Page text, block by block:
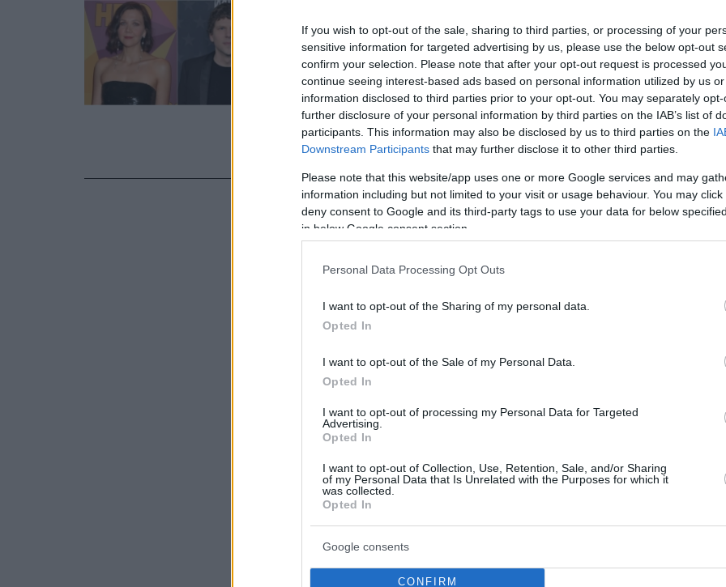
If you wish to opt-out of the sale, sharing to third parties, or processing of your
sensitive information for targeted advertising by us, please use the below opt-out
confirm your selection. Please note that after your opt-out request is processed
continue seeing interest-based ads based on personal information utilized by us
information disclosed to third parties prior to your opt-out. You may separately
further disclosure of your personal information by third parties on the IAB’s list of
participants. This information may also be disclosed by us to third parties on the
Downstream Participants that may further disclose it to other third parties.
Please note that this website/app uses one or more Google services and may
information including but not limited to your visit or usage behaviour. You may
deny consent to Google and its third-party tags to use your data for below
in below Google consent section.
Personal Data Processing Opt Outs
I want to opt-out of the Sharing of my personal data.
Opted In
I want to opt-out of the Sale of my Personal Data.
Opted In
I want to opt-out of processing my Personal Data for Targeted
Advertising.
Opted In
I want to opt-out of Collection, Use, Retention, Sale, and/or Sharing
of my Personal Data that Is Unrelated with the Purposes for which it
was collected.
Opted In
Google consents
CONFIRM
Η Μάγκι Τζίλενχαλ και ο Τζέσι
Άιζενμπεργκ θα τιμηθούν στο
Φεστιβάλ του Κάρλοβι Βάρι
Το έργο τους έχει την ικανότητα να συνδέει τον Νέο Κόσμο με
την Ευρώπη, είπε για τους ηθοποιούς και σκηνοθέτες ο
καλλιτεχνικός διευθυντής του φεστιβάλ